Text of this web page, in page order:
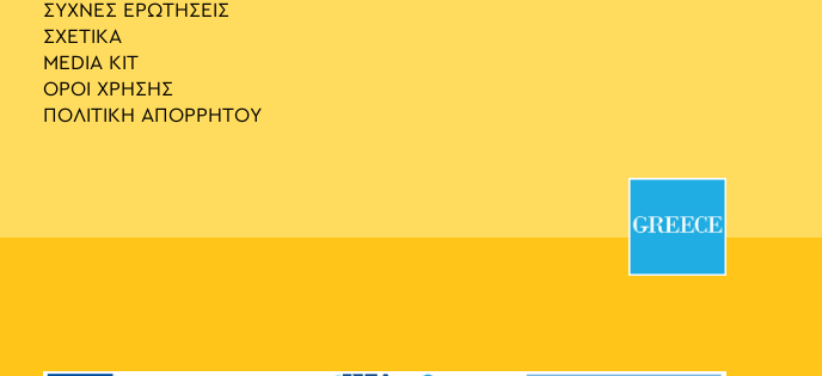
ΣΥΧΝΕΣ ΕΡΩΤΗΣΕΙΣ
ΣΧΕΤΙΚΑ
MEDIA ΚIT
ΟΡΟΙ ΧΡΗΣΗΣ
ΠΟΛΙΤΙΚΗ ΑΠΟΡΡΗΤΟΥ